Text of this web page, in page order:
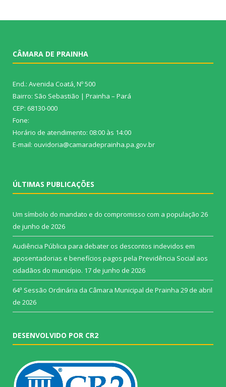
CÂMARA DE PRAINHA
End.: Avenida Coatá, Nº 500
Bairro: São Sebastião | Prainha – Pará
CEP: 68130-000
Fone:
Horário de atendimento: 08:00 às 14:00
E-mail: ouvidoria@camaradeprainha.pa.gov.br
ÚLTIMAS PUBLICAÇÕES
Um símbolo do mandato e do compromisso com a população 26
de junho de 2026
Audiência Pública para debater os descontos indevidos em
aposentadorias e benefícios pagos pela Previdência Social aos
cidadãos do município. 17 de junho de 2026
64ª Sessão Ordinária da Câmara Municipal de Prainha 29 de abril
de 2026
DESENVOLVIDO POR CR2